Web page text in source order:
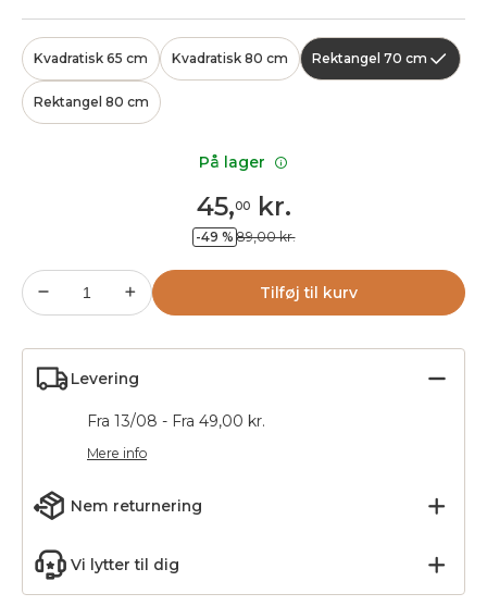
Kvadratisk 65 cm Kvadratisk 80 cm Rektangel 70 cm
Rektangel 80 cm
45,00kr.
-49 % 89,00 kr.
Tilføj til kurv
Levering
Fra 13/08 - Fra 49,00 kr.
Mere info
Nem returnering
Vi lytter til dig